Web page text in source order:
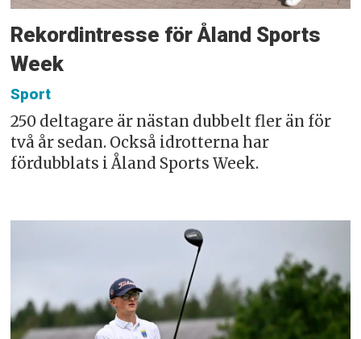
Rekordintresse för Åland Sports
Week
Sport
250 deltagare är nästan dubbelt fler än för
två år sedan. Också idrotterna har
fördubblats i Åland Sports Week.